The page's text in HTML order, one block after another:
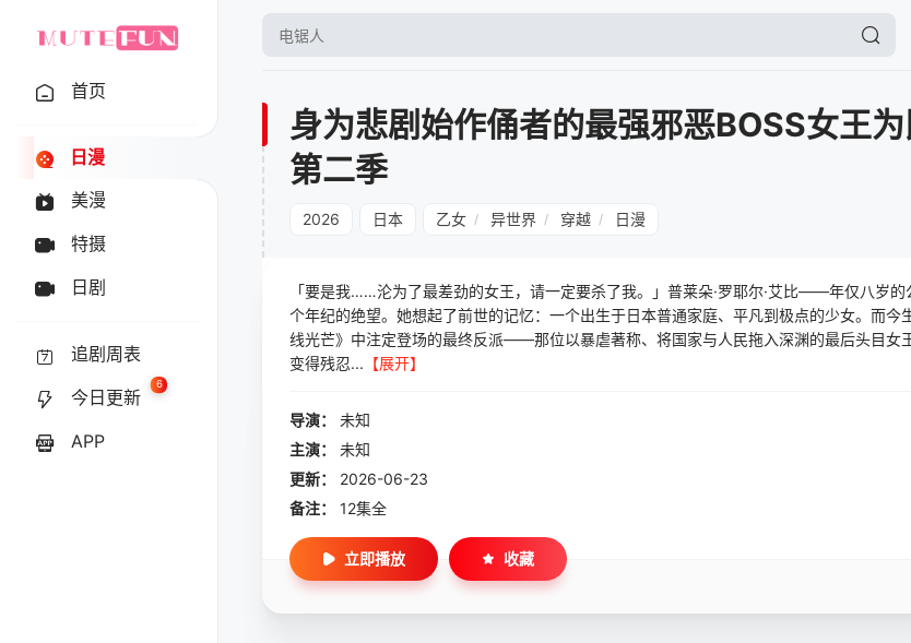
首页
日漫
美漫
特摄
日剧
追剧周表
今日更新
6
APP
身为悲剧始作俑者的最强邪恶BOSS女王为
第二季
2026 日本 乙女 / 异世界 / 穿越 / 日漫
「要是我……沦为了最差劲的女王，请一定要杀了我。」普莱朵·罗耶尔·艾比——年仅八岁
个年纪的绝望。她想起了前世的记忆：一个出生于日本普通家庭、平凡到极点的少女。而今
线光芒》中注定登场的最终反派——那位以暴虐著称、将国家与人民拖入深渊的最后头目女
变得残忍... 【展开】
导演：
未知
主演：
未知
更新：
2026-06-23
备注：
12集全
立即播放 收藏